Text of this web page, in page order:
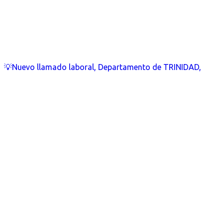
💡Nuevo llamado laboral, Departamento de TRINIDAD,